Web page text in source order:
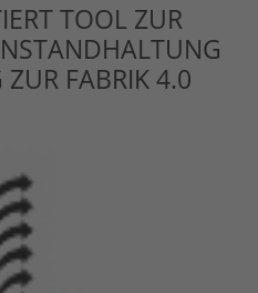
TOOL ZUR
FABRIK 4.0